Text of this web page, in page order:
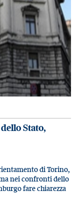
Stato,
di Torino,
nei confronti dello
fare chiarezza